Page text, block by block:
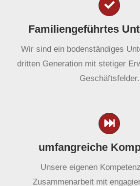
Familiengeführtes
Wir sind ein bodenständiges
dritten Generation mit stetiger
Geschäftsfelder.
umfangreiche
Unsere eigenen
Zusammenarbeit mit